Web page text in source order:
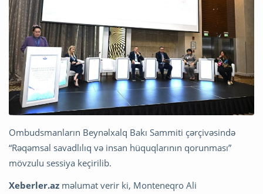
Ombudsmanların Beynəlxalq Bakı Sammiti çərçivəsində
“Rəqəmsal savadlılıq və insan hüquqlarının qorunması”
mövzulu sessiya keçirilib.
Xeberler.az məlumat verir ki, Monteneqro Ali